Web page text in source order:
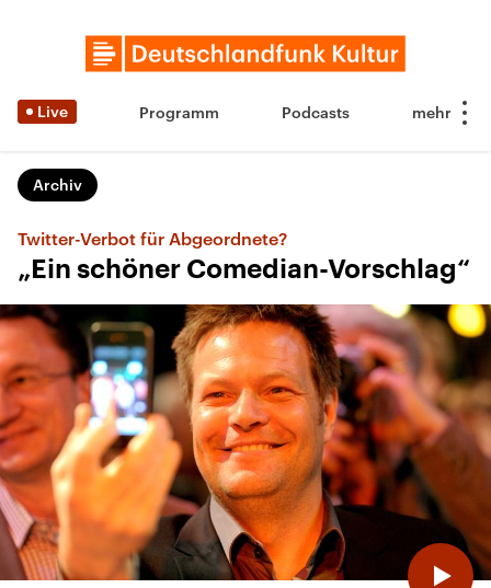
Live Programm Podcasts
Archiv
Twitter-Verbot für Abgeordnete?
„Ein schöner Comedian-Vorschlag“